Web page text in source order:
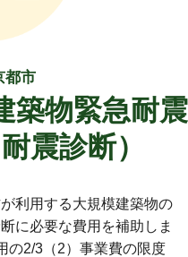
都市
築物緊急耐震
震診断）
利用する大規模建築物の
に必要な費用を補助しま
の2/3（2）事業費の限度